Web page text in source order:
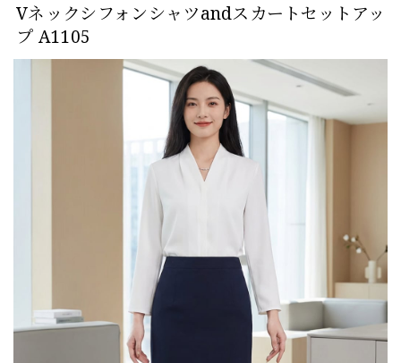
Vネックシフォンシャツandスカートセットアッ
プ A1105